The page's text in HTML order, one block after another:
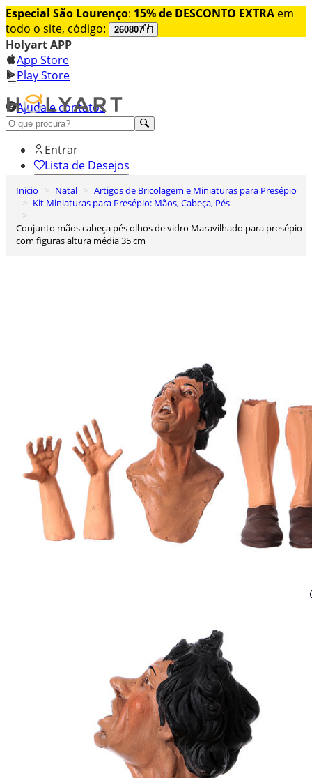
Especial São Lourenço: 15% de DESCONTO EXTRA em
todo o site, código:
260807
Holyart APP
App Store
Play Store
Ajuda e contatos
Conheça premium
Entrar
Lista de Desejos
Carrinho de Compras
Inicio Natal
Artigos de Bricolagem e Miniaturas para Presépio
Kit Miniaturas para Presépio: Mãos, Cabeça, Pés
Conjunto mãos cabeça pés olhos de vidro Maravilhado para presépio
com figuras altura média 35 cm